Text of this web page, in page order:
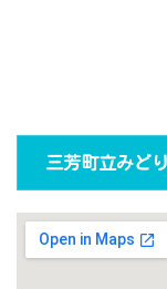
三芳町立みど